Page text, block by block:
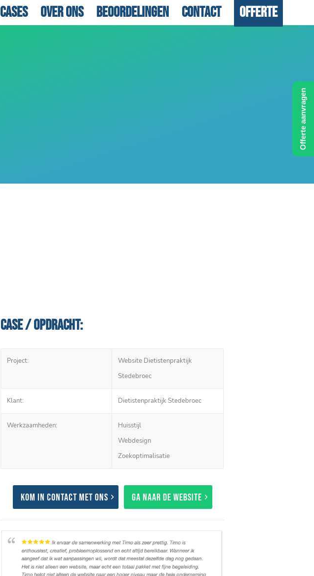
Cases Over ons Beoordelingen Contact Offerte
Case / Opdracht:
Project:
Website Dietistenpraktijk
Stedebroec
Klant: Dietistenpraktijk Stedebroec
Werkzaamheden:
Huisstijl
Webdesign
Zoekoptimalisatie
Kom in contact met ons Ga naar de website
Offerte aanvragen